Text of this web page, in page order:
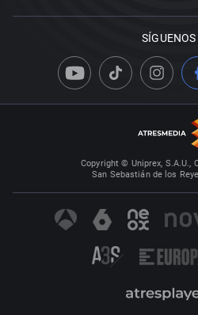
SÍGUENOS
Copyright © Uniprex, S.A.U.,
San Sebastián de los